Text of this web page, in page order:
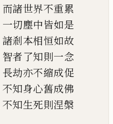
而諸世界不重累
一切塵中皆如是
諸剎本相恒如故
智者了知則一念
長劫亦不縮成促
不知身心舊成佛
不知生死則涅槃